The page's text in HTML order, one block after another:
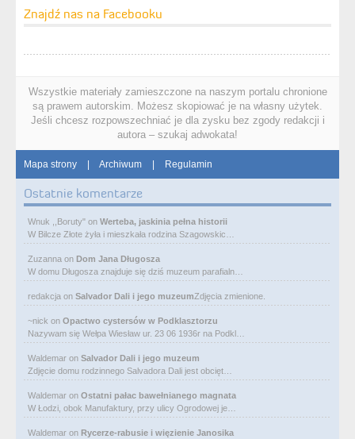
Znajdź nas na Facebooku
Wszystkie materiały zamieszczone na naszym portalu chronione
są prawem autorskim. Możesz skopiować je na własny użytek.
Jeśli chcesz rozpowszechniać je dla zysku bez zgody redakcji i
autora – szukaj adwokata!
Mapa strony | Archiwum | Regulamin
Ostatnie komentarze
Wnuk ,,Boruty" on Werteba, jaskinia pełna historii
W Bilcze Złote żyła i mieszkała rodzina Szagowskic…
Zuzanna on Dom Jana Długosza
W domu Długosza znajduje się dziś muzeum parafialn…
redakcja on Salvador Dali i jego muzeumZdjęcia zmienione.
~nick on Opactwo cystersów w Podklasztorzu
Nazywam się Wełpa Wiesław ur. 23 06 1936r na Podkl…
Waldemar on Salvador Dali i jego muzeum
Zdjęcie domu rodzinnego Salvadora Dali jest obcięt…
Waldemar on Ostatni pałac bawełnianego magnata
W Łodzi, obok Manufaktury, przy ulicy Ogrodowej je…
Waldemar on Rycerze-rabusie i więzienie Janosika